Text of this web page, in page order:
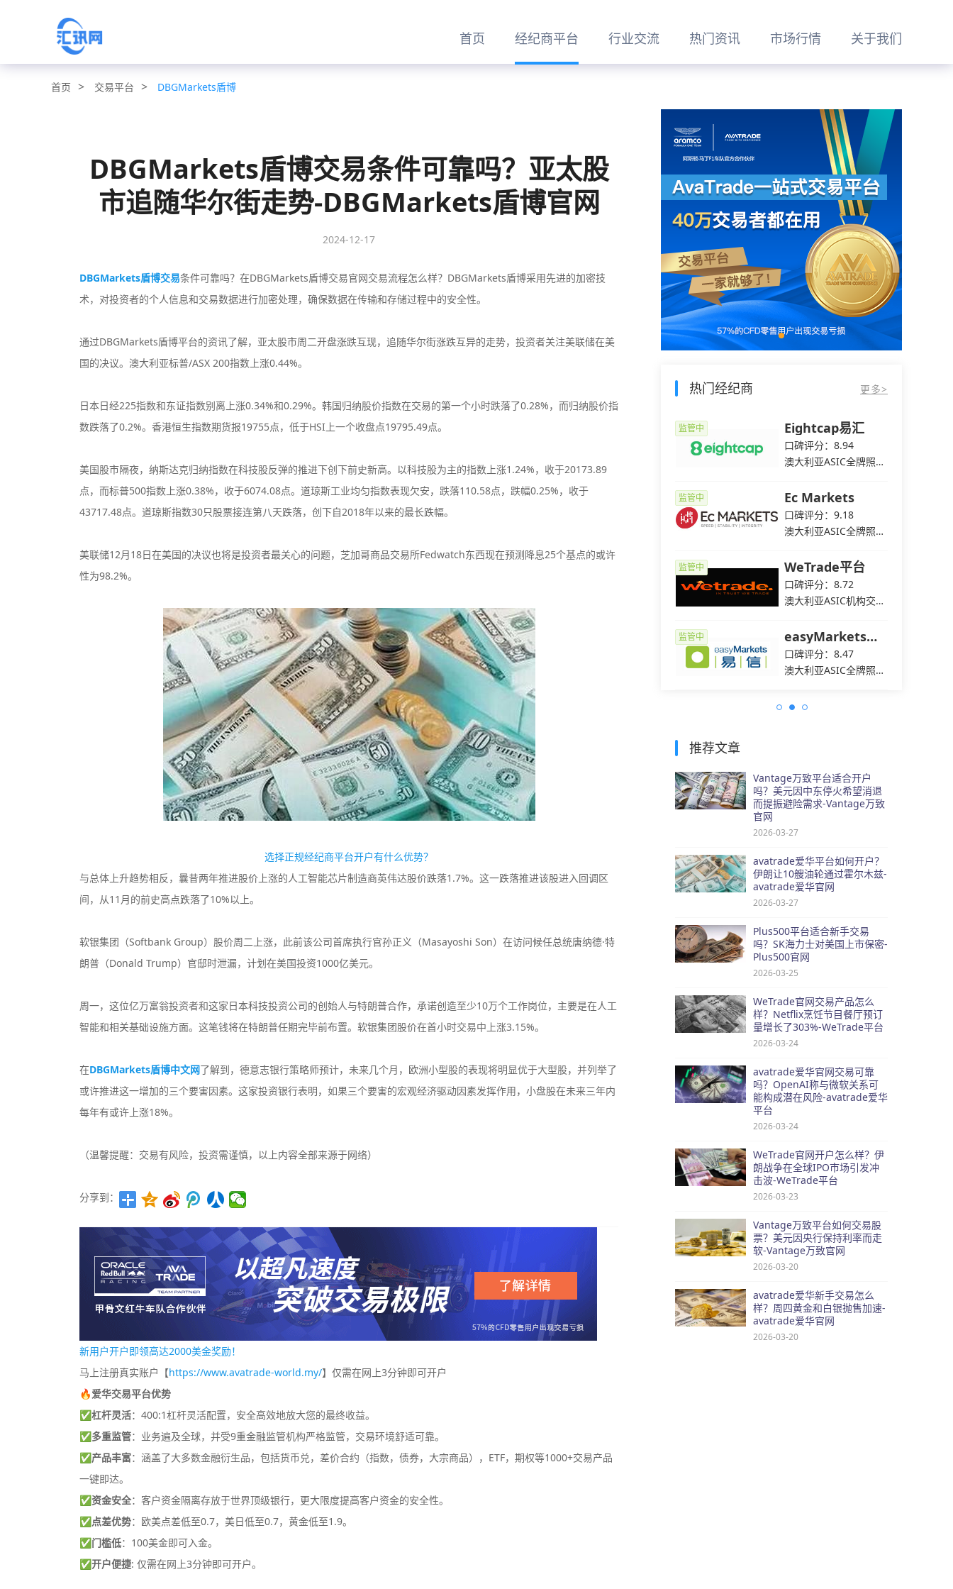
首页 经纪商平台 行业交流 热门资讯 市场行情 关于我们
首页 > 交易平台 > DBGMarkets盾博
DBGMarkets盾博交易条件可靠吗？亚太股
市追随华尔街走势-DBGMarkets盾博官网
2024-12-17
DBGMarkets盾博交易条件可靠吗？在DBGMarkets盾博交易官网交易流程怎么样？DBGMarkets盾博采用先进的加密技
术，对投资者的个人信息和交易数据进行加密处理，确保数据在传输和存储过程中的安全性。
通过DBGMarkets盾博平台的资讯了解，亚太股市周二开盘涨跌互现，追随华尔街涨跌互异的走势，投资者关注美联储在美
国的决议。澳大利亚标普/ASX 200指数上涨0.44%。
日本日经225指数和东证指数别离上涨0.34%和0.29%。韩国归纳股价指数在交易的第一个小时跌落了0.28%，而归纳股价指
数跌落了0.2%。香港恒生指数期货报19755点，低于HSI上一个收盘点19795.49点。
美国股市隔夜，纳斯达克归纳指数在科技股反弹的推进下创下前史新高。以科技股为主的指数上涨1.24%，收于20173.89
点，而标普500指数上涨0.38%，收于6074.08点。道琼斯工业均匀指数表现欠安，跌落110.58点，跌幅0.25%，收于
43717.48点。道琼斯指数30只股票接连第八天跌落，创下自2018年以来的最长跌幅。
美联储12月18日在美国的决议也将是投资者最关心的问题，芝加哥商品交易所Fedwatch东西现在预测降息25个基点的或许
性为98.2%。
选择正规经纪商平台开户有什么优势？
与总体上升趋势相反，曩昔两年推进股价上涨的人工智能芯片制造商英伟达股价跌落1.7%。这一跌落推进该股进入回调区
间，从11月的前史高点跌落了10%以上。
软银集团（Softbank Group）股价周二上涨，此前该公司首席执行官孙正义（Masayoshi Son）在访问候任总统唐纳德·特
朗普（Donald Trump）官邸时泄漏，计划在美国投资1000亿美元。
周一，这位亿万富翁投资者和这家日本科技投资公司的创始人与特朗普合作，承诺创造至少10万个工作岗位，主要是在人工
智能和相关基础设施方面。这笔钱将在特朗普任期完毕前布置。软银集团股价在首小时交易中上涨3.15%。
在DBGMarkets盾博中文网了解到，德意志银行策略师预计，未来几个月，欧洲小型股的表现将明显优于大型股，并列举了
或许推进这一增加的三个要害因素。这家投资银行表明，如果三个要害的宏观经济驱动因素发挥作用，小盘股在未来三年内
每年有或许上涨18%。
（温馨提醒：交易有风险，投资需谨慎，以上内容全部来源于网络）
分享到：
新用户开户即领高达2000美金奖励！
马上注册真实账户【https://www.avatrade-world.my/】仅需在网上3分钟即可开户
🔥爱华交易平台优势
✅杠杆灵活：400:1杠杆灵活配置，安全高效地放大您的最终收益。
✅多重监管：业务遍及全球，并受9重金融监管机构严格监管，交易环境舒适可靠。
✅产品丰富：涵盖了大多数金融衍生品，包括货币兑，差价合约（指数，债券，大宗商品），ETF，期权等1000+交易产品
一键即达。
✅资金安全：客户资金隔离存放于世界顶级银行，更大限度提高客户资金的安全性。
✅点差优势：欧美点差低至0.7，美日低至0.7，黄金低至1.9。
✅门槛低：100美金即可入金。
✅开户便捷: 仅需在网上3分钟即可开户。
热门经纪商 更多>
监管中 CPT Markets
英国FCA全牌照
（MM）
监管中 VT Markets平台
口碑评分：8.52
（MM）
监管中 TMGM
口碑评分：9.11
澳大利亚ASIC全牌照
（MM）
（MM）
监管中 Vantage平台
监管中
监管中 Eightcap易汇
口碑评分：8.94
澳大利亚ASIC全牌照
监管中 Ec Markets
口碑评分：9.18
澳大利亚ASIC全牌照
监管中 WeTrade平台
口碑评分：8.72
澳大利亚ASIC机构交易
监管中
easyMarkets易
信
口碑评分：8.47
澳大利亚ASIC全牌照
推荐文章
Vantage万致平台适合开户
吗？美元因中东停火希望消退
而提振避险需求-Vantage万致
官网
2026-03-27
avatrade爱华平台如何开户？
伊朗让10艘油轮通过霍尔木兹-
avatrade爱华官网
2026-03-27
Plus500平台适合新手交易
吗？SK海力士对美国上市保密-
Plus500官网
2026-03-25
WeTrade官网交易产品怎么
样？Netflix烹饪节目餐厅预订
量增长了303%-WeTrade平台
2026-03-24
avatrade爱华官网交易可靠
吗？OpenAI称与微软关系可
能构成潜在风险-avatrade爱华
平台
2026-03-24
WeTrade官网开户怎么样？伊
朗战争在全球IPO市场引发冲
击波-WeTrade平台
2026-03-23
Vantage万致平台如何交易股
票？美元因央行保持利率而走
软-Vantage万致官网
2026-03-20
avatrade爱华新手交易怎么
样？周四黄金和白银抛售加速-
avatrade爱华官网
2026-03-20